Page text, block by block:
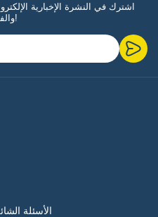
اشترك في النشرة الإخبارية
والفرص!
الأسئلة